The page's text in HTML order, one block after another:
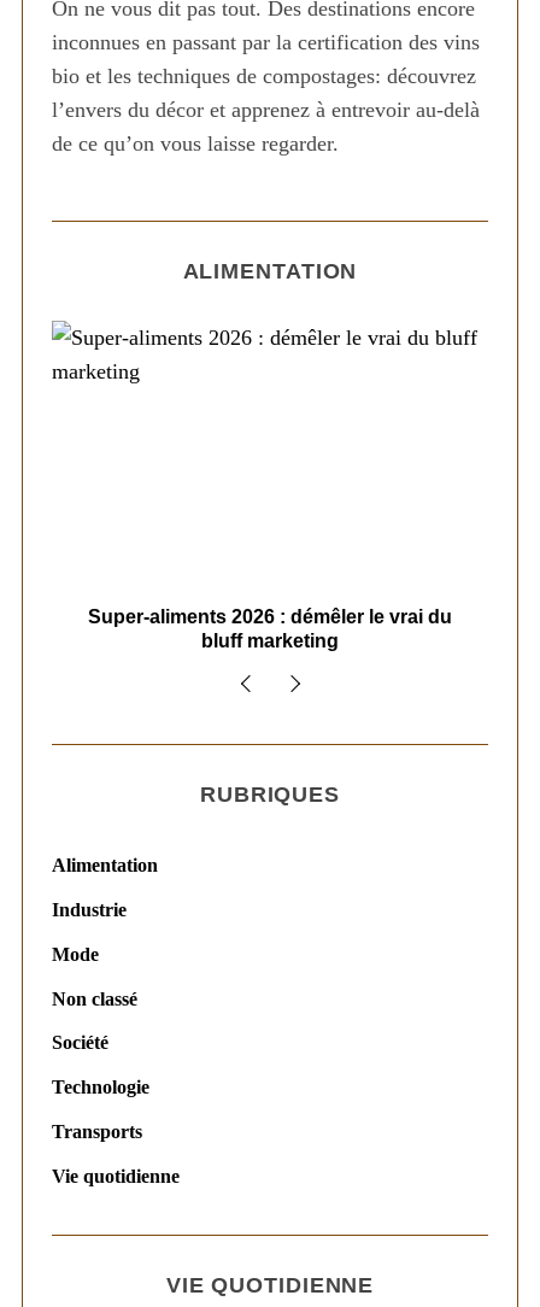
On ne vous dit pas tout. Des destinations encore
inconnues en passant par la certification des vins
bio et les techniques de compostages: découvrez
l’envers du décor et apprenez à entrevoir au-delà
de ce qu’on vous laisse regarder.
ALIMENTATION
Super-aliments 2026 : démêler le vrai du
bluff marketing
RUBRIQUES
Alimentation
Industrie
Mode
Non classé
Société
Technologie
Transports
Vie quotidienne
VIE QUOTIDIENNE